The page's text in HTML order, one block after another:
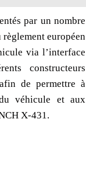
par un nombre
européen
via l’interface
constructeurs
de permettre à
véhicule et aux
X-431.